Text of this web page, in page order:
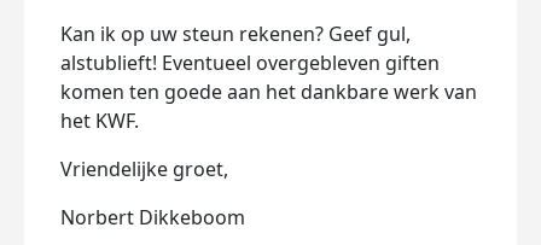
Kan ik op uw steun rekenen? Geef gul,
alstublieft! Eventueel overgebleven giften
komen ten goede aan het dankbare werk van
het KWF.
Vriendelijke groet,
Norbert Dikkeboom